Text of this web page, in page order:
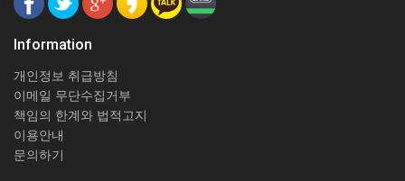
Information
개인정보 취급방침
이메일 무단수집거부
책임의 한계와 법적고지
이용안내
문의하기